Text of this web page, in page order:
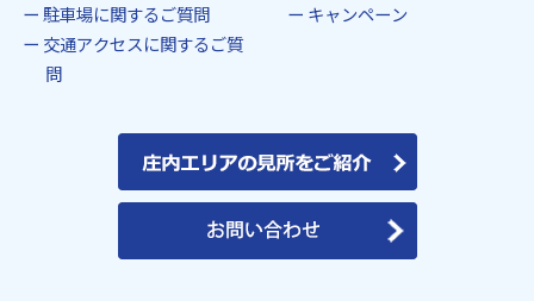
駐車場に関するご質問
交通アクセスに関するご質
問
キャンペーン